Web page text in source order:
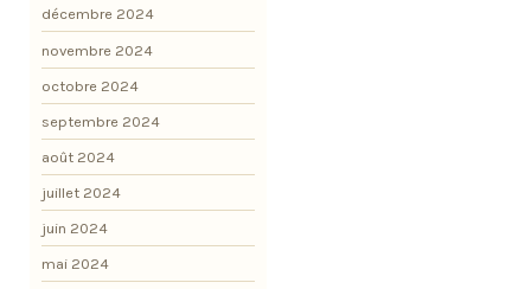
décembre 2024
novembre 2024
octobre 2024
septembre 2024
août 2024
juillet 2024
juin 2024
mai 2024